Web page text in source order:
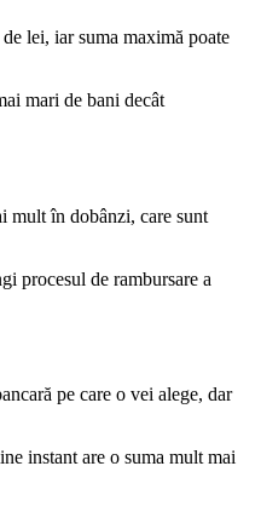
lei, iar suma maximă poate
mari de bani decât
mult în dobânzi, care sunt
procesul de rambursare a
pe care o vei alege, dar
instant are o suma mult mai